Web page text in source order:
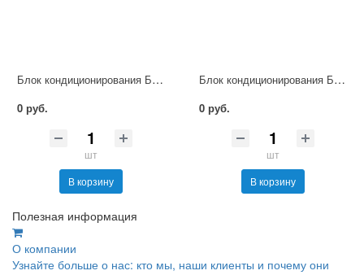
Блок кондиционирования БКВ2-6-5
0 руб.
шт
В корзину
Блок кондиционирования БКВ1-6-5
0 руб.
шт
В корзину
Полезная информация
О компании
Узнайте больше о нас: кто мы, наши клиенты и почему они